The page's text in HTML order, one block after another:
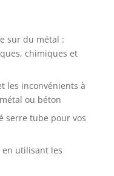
sur du métal :
chimiques et
les inconvénients à
ou béton
serre tube pour vos
utilisant les